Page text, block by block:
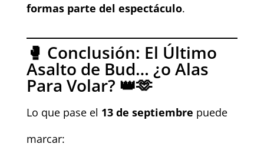
formas parte del espectáculo.
🥊 Conclusión: El Último
Asalto de Bud… ¿o Alas
Para Volar? 👑🫶
Lo que pase el 13 de septiembre puede
marcar: